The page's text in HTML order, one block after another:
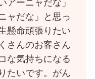
アーニャだな」
ャだな」と思っ
懸命頑張りたい
さんのお客さん
な気持ちになる
たいです。がん